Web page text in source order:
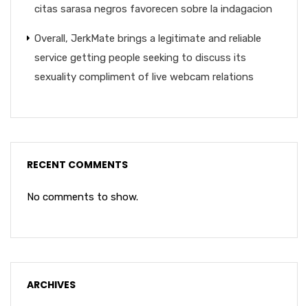
citas sarasa negros favorecen sobre la indagacion
Overall, JerkMate brings a legitimate and reliable
service getting people seeking to discuss its
sexuality compliment of live webcam relations
RECENT COMMENTS
No comments to show.
ARCHIVES